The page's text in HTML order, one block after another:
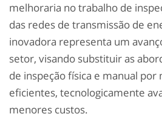
melhoraria no trabalho de
das redes de transmissão de
inovadora representa um
setor, visando substituir as
de inspeção física e manual por
eficientes, tecnologicamente
menores custos.